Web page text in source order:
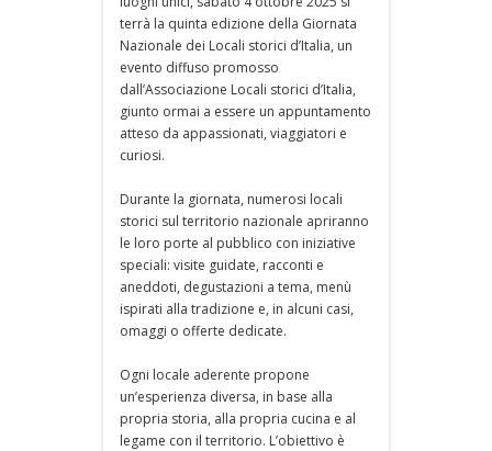
terrà la quinta edizione della Giornata
Nazionale dei Locali storici d’Italia, un
evento diffuso promosso
dall’Associazione Locali storici d’Italia,
giunto ormai a essere un appuntamento
atteso da appassionati, viaggiatori e
curiosi.
Durante la giornata, numerosi locali
storici sul territorio nazionale apriranno
le loro porte al pubblico con iniziative
speciali: visite guidate, racconti e
aneddoti, degustazioni a tema, menù
ispirati alla tradizione e, in alcuni casi,
omaggi o offerte dedicate.
Ogni locale aderente propone
un’esperienza diversa, in base alla
propria storia, alla propria cucina e al
legame con il territorio. L’obiettivo è